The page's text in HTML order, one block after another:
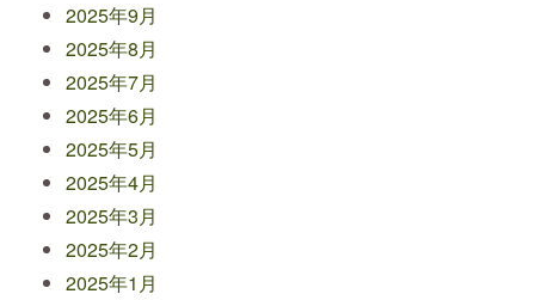
2025年9月
2025年8月
2025年7月
2025年6月
2025年5月
2025年4月
2025年3月
2025年2月
2025年1月